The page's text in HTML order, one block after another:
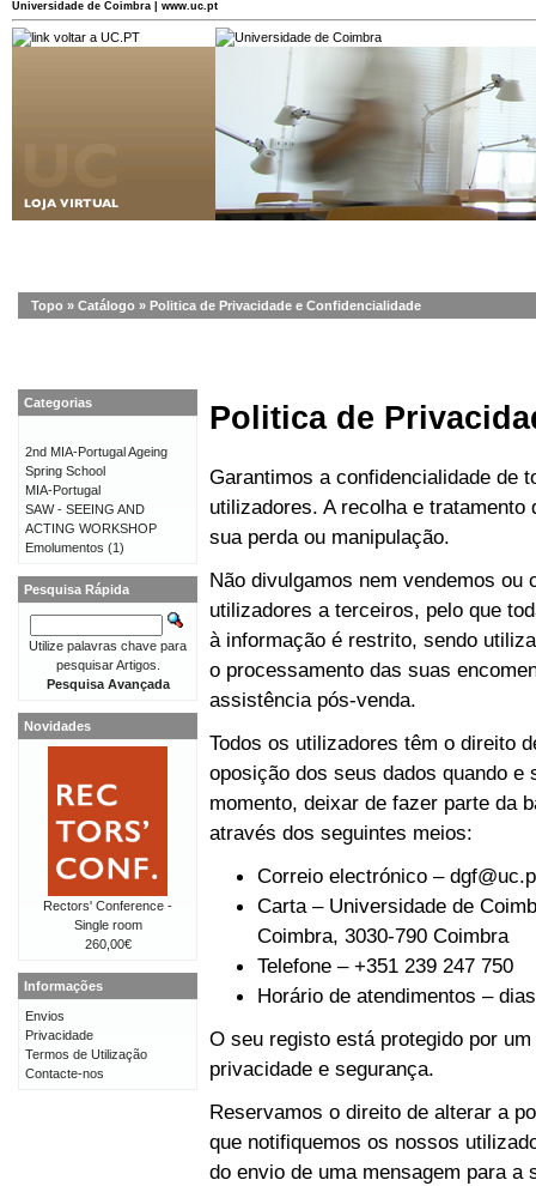
Universidade de Coimbra | www.uc.pt
Topo » Catálogo » Politica de Privacidade e Confidencialidade
Politica de
Garantimos a confidencialidade de
utilizadores. A recolha e
sua perda ou manipulação.
Não divulgamos nem vendemos
utilizadores a terceiros, pelo que
à informação é restrito, sendo
o processamento das suas
assistência pós-venda.
Todos os utilizadores têm o direito
oposição dos seus dados quando e
momento, deixar de fazer parte da
através dos seguintes meios:
Correio electrónico –
Carta – Universidade de
Coimbra, 3030-790 Coimbra
Telefone – +351 239 247 750
Horário de atendimentos –
O seu registo está protegido por
privacidade e segurança.
Reservamos o direito de alterar a
que notifiquemos os nossos
do envio de uma mensagem para
Categorias
2nd MIA-Portugal Ageing
Spring School
MIA-Portugal
SAW - SEEING AND
ACTING WORKSHOP
Emolumentos (1)
Pesquisa Rápida
Utilize palavras chave para
pesquisar Artigos.
Pesquisa Avançada
Novidades
Rectors' Conference -
Single room
260,00€
Informações
Envios
Privacidade
Termos de Utilização
Contacte-nos